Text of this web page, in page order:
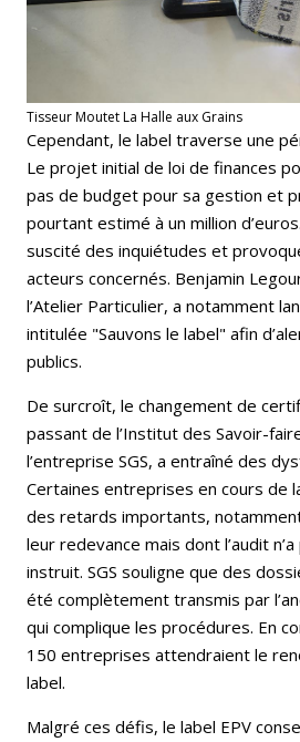
Tisseur Moutet La Halle aux Grains
Cependant, le label traverse une
Le projet initial de loi de finances
pas de budget pour sa gestion et
pourtant estimé à un million
suscité des inquiétudes et
acteurs concernés. Benjamin
l’Atelier Particulier, a notamment
intitulée "Sauvons le label" afin
publics.
De surcroît, le changement de
passant de l’Institut des Savoir-
l’entreprise SGS, a entraîné des
Certaines entreprises en cours de
des retards importants,
leur redevance mais dont l’audit
instruit. SGS souligne que des
été complètement transmis par
qui complique les procédures. En
150 entreprises attendraient le
label.
Malgré ces défis, le label EPV